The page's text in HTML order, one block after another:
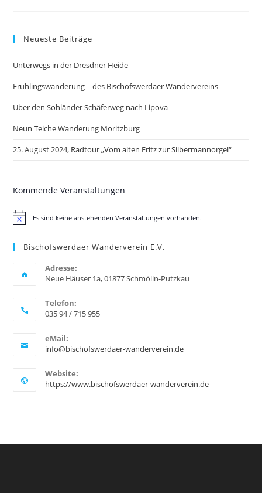
Neueste Beiträge
Unterwegs in der Dresdner Heide
Frühlingswanderung – des Bischofswerdaer Wandervereins
Über den Sohländer Schäferweg nach Lipova
Neun Teiche Wanderung Moritzburg
25. August 2024, Radtour „Vom alten Fritz zur Silbermannorgel“
Kommende Veranstaltungen
H
Es sind keine anstehenden Veranstaltungen vorhanden.
Bischofswerdaer Wanderverein E.V.
Adresse:
Neue Häuser 1a, 01877 Schmölln-Putzkau
Telefon:
035 94 / 715 955
eMail:
info@bischofswerdaer-wanderverein.de
Website:
https://www.bischofswerdaer-wanderverein.de